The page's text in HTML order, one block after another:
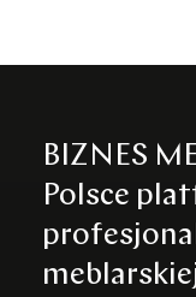
BIZNES
Polsce